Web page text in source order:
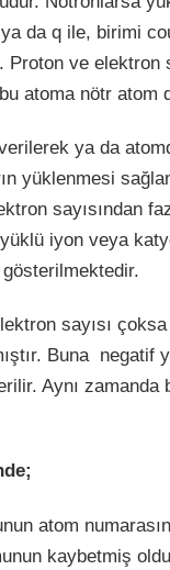
da q ile, birimi
Proton ve elektron
atoma nötr atom
ya da
yüklenmesi
sayısından
iyon veya
gösterilmektedir.
sayısı çoksa
Buna negatif
Aynı zamanda
atom
kaybetmiş